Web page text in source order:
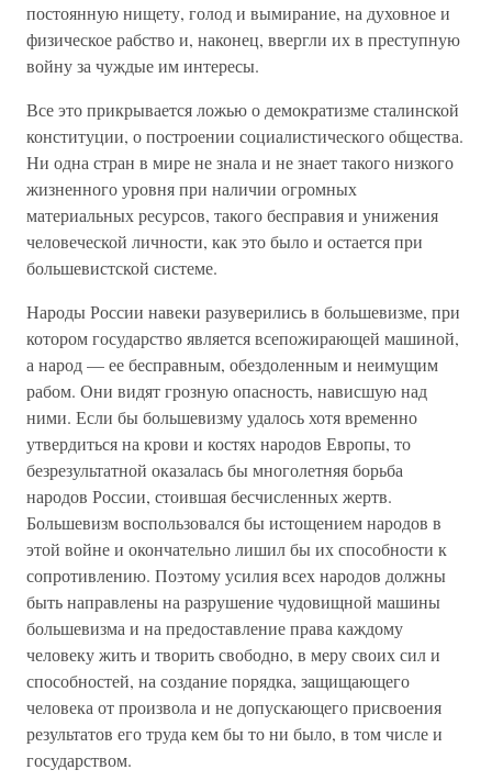
постоянную нищету, голод и вымирание, на духовное и
физическое рабство и, наконец, ввергли их в преступную
войну за чуждые им интересы.
Все это прикрывается ложью о демократизме сталинской
конституции, о построении социалистического общества.
Ни одна стран в мире не знала и не знает такого низкого
жизненного уровня при наличии огромных
материальных ресурсов, такого бесправия и унижения
человеческой личности, как это было и остается при
большевистской системе.
Народы России навеки разуверились в большевизме, при
котором государство является всепожирающей машиной,
а народ — ее бесправным, обездоленным и неимущим
рабом. Они видят грозную опасность, нависшую над
ними. Если бы большевизму удалось хотя временно
утвердиться на крови и костях народов Европы, то
безрезультатной оказалась бы многолетняя борьба
народов России, стоившая бесчисленных жертв.
Большевизм воспользовался бы истощением народов в
этой войне и окончательно лишил бы их способности к
сопротивлению. Поэтому усилия всех народов должны
быть направлены на разрушение чудовищной машины
большевизма и на предоставление права каждому
человеку жить и творить свободно, в меру своих сил и
способностей, на создание порядка, защищающего
человека от произвола и не допускающего присвоения
результатов его труда кем бы то ни было, в том числе и
государством.